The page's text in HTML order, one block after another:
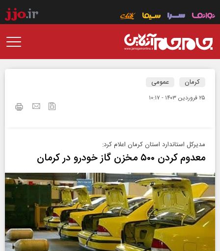
کرمان عمومی
۲۵ فروردين ۱۴۰۳ - ۱۰:۱۷
مدیرکل استاندارد استان کرمان اعلام کرد:
معدوم کردن ۵٠٠ مخزن گاز خودرو در کرمان